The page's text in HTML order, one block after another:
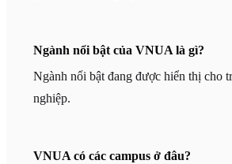
Ngành nổi bật của VNUA là gì?
Ngành nổi bật đang được hiển thị cho
nghiệp.
VNUA có các campus ở đâu?